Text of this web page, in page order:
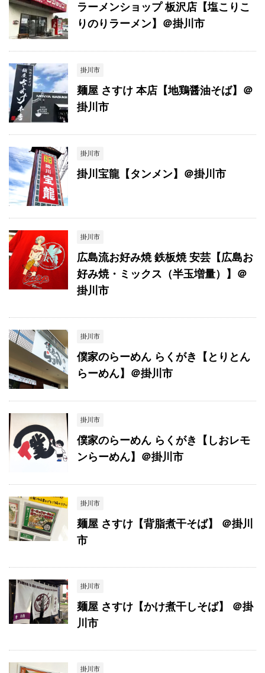
ラーメンショップ 板沢店【塩こりこ
りのりラーメン】＠掛川市
掛川市
麺屋 さすけ 本店【地鶏醤油そば】＠
掛川市
掛川市
掛川宝龍【タンメン】＠掛川市
掛川市
広島流お好み焼 鉄板焼 安芸【広島お
好み焼・ミックス（半玉増量）】＠
掛川市
掛川市
僕家のらーめん らくがき【とりとん
らーめん】＠掛川市
掛川市
僕家のらーめん らくがき【しおレモ
ンらーめん】＠掛川市
掛川市
麺屋 さすけ【背脂煮干そば】 ＠掛川
市
掛川市
麺屋 さすけ【かけ煮干しそば】 ＠掛
川市
掛川市